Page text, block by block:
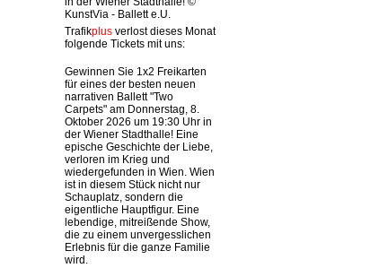
Trafikplusverlost dieses Monat
folgende Tickets mit uns:
Gewinnen Sie 1x2 Freikarten
für eines der besten neuen
narrativen Ballett "Two
Carpets" am Donnerstag, 8.
Oktober 2026 um 19:30 Uhr in
der Wiener Stadthalle! Eine
epische Geschichte der Liebe,
verloren im Krieg und
wiedergefunden in Wien. Wien
ist in diesem Stück nicht nur
Schauplatz, sondern die
eigentliche Hauptfigur. Eine
lebendige, mitreißende Show,
die zu einem unvergesslichen
Erlebnis für die ganze Familie
wird.